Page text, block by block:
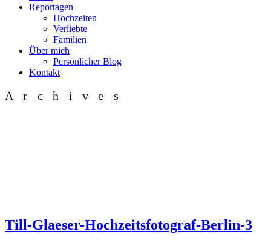
Reportagen
Hochzeiten
Verliebte
Familien
Über mich
Persönlicher Blog
Kontakt
Archives
Till-Glaeser-Hochzeitsfotograf-Berlin-3